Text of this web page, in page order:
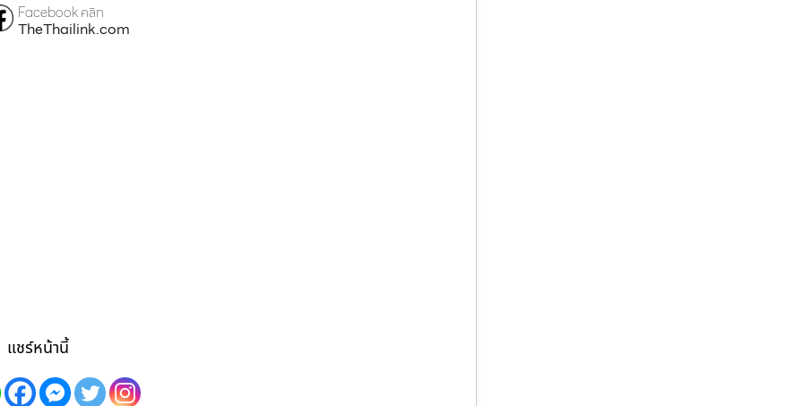
Facebook คลิก
TheThailink.com
แชร์หน้านี้